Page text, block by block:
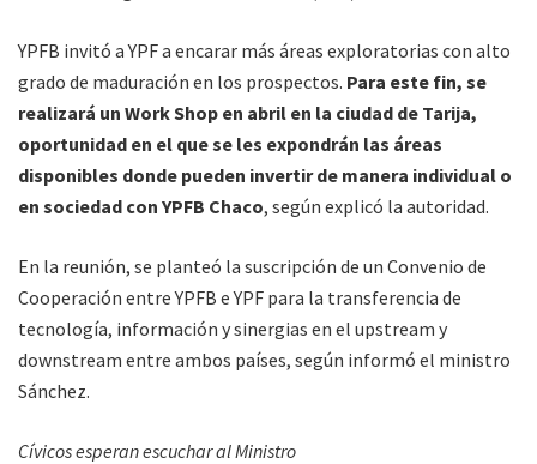
YPFB invitó a YPF a encarar más áreas exploratorias con alto
grado de maduración en los prospectos. Para este fin, se
realizará un Work Shop en abril en la ciudad de Tarija,
oportunidad en el que se les expondrán las áreas
disponibles donde pueden invertir de manera individual o
en sociedad con YPFB Chaco, según explicó la autoridad.
En la reunión, se planteó la suscripción de un Convenio de
Cooperación entre YPFB e YPF para la transferencia de
tecnología, información y sinergias en el upstream y
downstream entre ambos países, según informó el ministro
Sánchez.
Cívicos esperan escuchar al Ministro